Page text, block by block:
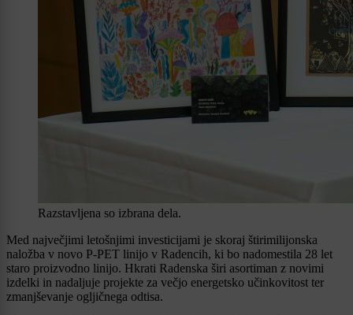
Razstavljena so izbrana dela.
Med največjimi letošnjimi investicijami je skoraj štirimilijonska
naložba v novo P-PET linijo v Radencih, ki bo nadomestila 28 let
staro proizvodno linijo. Hkrati Radenska širi asortiman z novimi
izdelki in nadaljuje projekte za večjo energetsko učinkovitost ter
zmanjševanje ogljičnega odtisa.